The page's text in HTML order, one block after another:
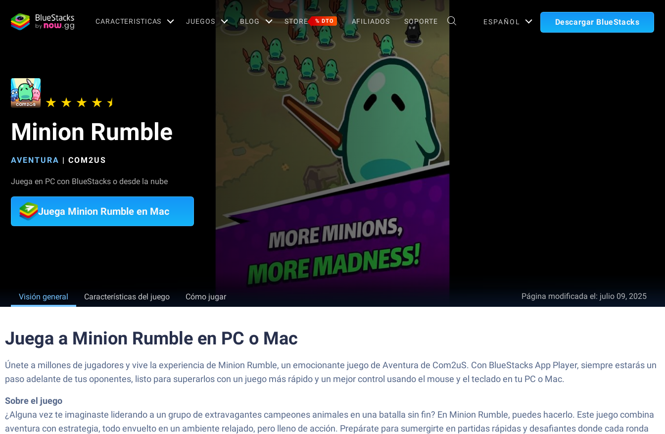
CARACTERISTICAS JUEGOS BLOG STORE % DTO AFILIADOS SOPORTE ESPAÑOL Descargar BlueStacks
Minion Rumble
AVENTURA | COM2US
Juega en PC con BlueStacks o desde la nube
Juega Minion Rumble en Mac
Visión general Características del juego Cómo jugar Página modificada el: julio 09, 2025
Juega a Minion Rumble en PC o Mac
Únete a millones de jugadores y vive la experiencia de Minion Rumble, un emocionante juego de Aventura de Com2uS. Con BlueStacks App Player, siempre estarás un
paso adelante de tus oponentes, listo para superarlos con un juego más rápido y un mejor control usando el mouse y el teclado en tu PC o Mac.
Sobre el juego
¿Alguna vez te imaginaste liderando a un grupo de extravagantes campeones animales en una batalla sin fin? En Minion Rumble, puedes hacerlo. Este juego combina
aventura con estrategia, todo envuelto en un ambiente relajado, pero lleno de acción. Prepárate para sumergirte en partidas rápidas y desafiantes donde cada ronda